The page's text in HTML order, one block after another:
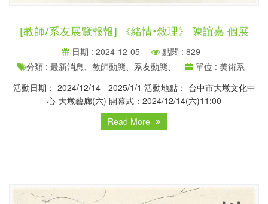
[教師/系友展覽報報] 《緒情•敘理》 陳誼嘉 個展
日期 : 2024-12-05
點閱 : 829
分類 : 最新消息、教師動態、系友動態、
單位 : 美術系
活動日期： 2024/12/14 - 2025/1/1 活動地點： 台中市大墩文化中
心-大墩藝廊(六) 開幕式：2024/12/14(六)11:00
Read More